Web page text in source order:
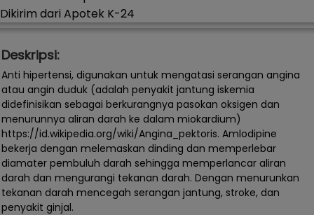
Dikirim dari Apotek K-24
Deskripsi:
Anti hipertensi, digunakan untuk mengatasi serangan angina
atau angin duduk (adalah penyakit jantung iskemia
didefinisikan sebagai berkurangnya pasokan oksigen dan
menurunnya aliran darah ke dalam miokardium)
https://id.wikipedia.org/wiki/Angina_pektoris. Amlodipine
bekerja dengan melemaskan dinding dan memperlebar
diamater pembuluh darah sehingga memperlancar aliran
darah dan mengurangi tekanan darah. Dengan menurunkan
tekanan darah mencegah serangan jantung, stroke, dan
penyakit ginjal.